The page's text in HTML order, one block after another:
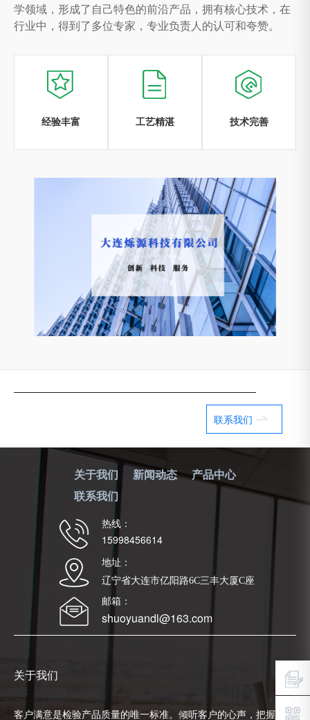
学领域，形成了自己特色的前沿产品，拥有核心技术，在
行业中，得到了多位专家，专业负责人的认可和夸赞。
经验丰富 工艺精湛 技术完善
—————————————————————————
联系我们
关于我们 新闻动态
产品中心
联系我们
热线：
15998456614
地址：
辽宁省大连市亿阳路6C三丰大厦C座
邮箱：
shuoyuandl@163.com
关于我们
客户满意是检验产品质量的唯一标准。倾听客户的心声，把握客户